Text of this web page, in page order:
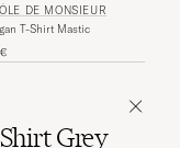
DE MONSIEUR
T-Shirt Mastic
Grey